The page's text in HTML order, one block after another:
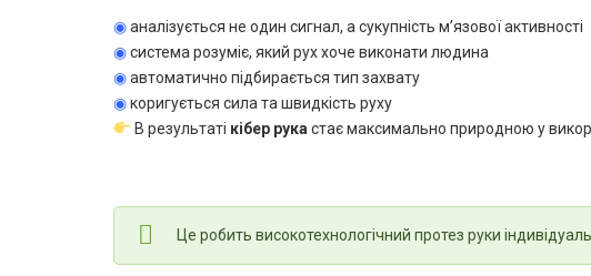
◉аналізується не один сигнал, а сукупність м’язової активності
◉система розуміє, який рух хоче виконати людина
◉автоматично підбирається тип захвату
◉коригується сила та швидкість руху
В результаті кібер рука стає максимально природною у
Це робить високотехнологічний протез руки